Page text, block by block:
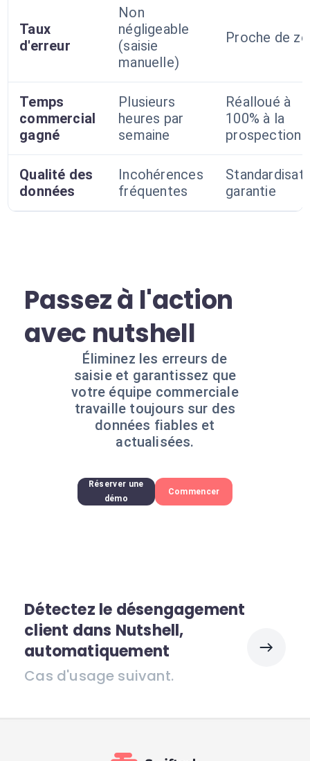
Taux
d'erreur
Non
négligeable
(saisie
manuelle)
Proche de
Temps
commercial
gagné
Plusieurs
heures par
semaine
Réalloué à
100% à la
prospection
Qualité des
données
Incohérences
fréquentes
garantie
Passez à l'action
avec nutshell
Éliminez les erreurs de
saisie et garantissez que
votre équipe commerciale
travaille toujours sur des
données fiables et
actualisées.
Réserver une
démo
Commencer
Détectez le désengagement
client dans Nutshell,
automatiquement
Cas d'usage suivant.